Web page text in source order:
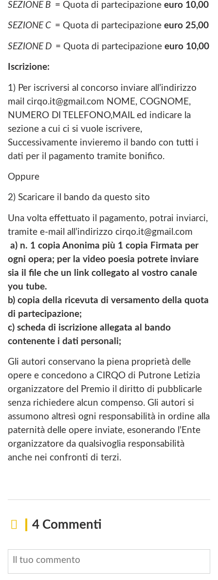
SEZIONE B = Quota di partecipazione euro 10,00
SEZIONE C = Quota di partecipazione euro 25,00
SEZIONE D = Quota di partecipazione euro 10,00
Iscrizione:
1) Per iscriversi al concorso inviare all’indirizzo
mail cirqo.it@gmail.com NOME, COGNOME,
NUMERO DI TELEFONO,MAIL ed indicare la
sezione a cui ci si vuole iscrivere,
Successivamente invieremo il bando con tutti i
dati per il pagamento tramite bonifico.
Oppure
2) Scaricare il bando da questo sito
Una volta effettuato il pagamento, potrai inviarci,
tramite e-mail all’indirizzo cirqo.it@gmail.com
a) n. 1 copia Anonima più 1 copia Firmata per
ogni opera; per la video poesia potrete inviare
sia il file che un link collegato al vostro canale
you tube.
b) copia della ricevuta di versamento della quota
di partecipazione;
c) scheda di iscrizione allegata al bando
contenente i dati personali;
Gli autori conservano la piena proprietà delle
opere e concedono a CIRQO di Putrone Letizia
organizzatore del Premio il diritto di pubblicarle
senza richiedere alcun compenso. Gli autori si
assumono altresì ogni responsabilità in ordine alla
paternità delle opere inviate, esonerando l’Ente
organizzatore da qualsivoglia responsabilità
anche nei confronti di terzi.
4 Commenti